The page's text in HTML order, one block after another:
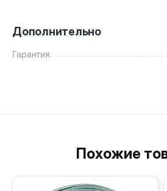
Дополнительно
Гарантия
Похожие